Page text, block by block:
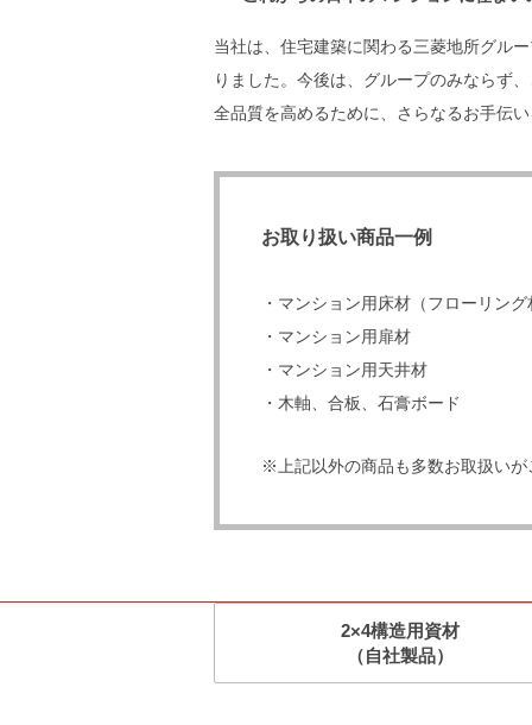
当社は、住宅建築に関わる三菱地所グル
りました。今後は、グループのみならず
全品質を高めるために、さらなるお手伝
お取り扱い商品一例
・マンション用床材（フローリング
・マンション用扉材
・マンション用天井材
・木軸、合板、石膏ボード
※上記以外の商品も多数お取扱い
2×4構造用資材
（自社製品）